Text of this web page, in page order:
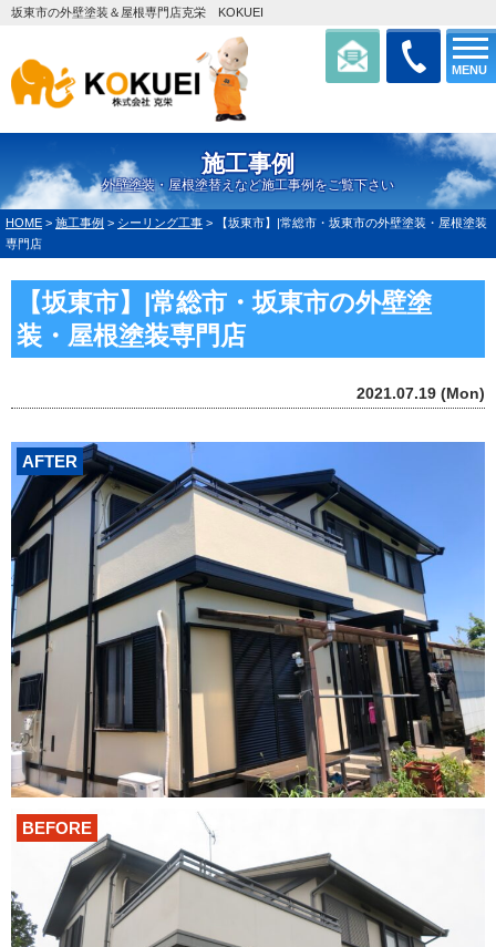
MENU
坂東市の外壁塗装＆屋根専門店克栄 KOKUEI
施工事例
外壁塗装・屋根塗替えなど施工事例をご覧下さい
HOME > 施工事例 > シーリング工事 >
【坂東市】|常総市・坂東市の外壁塗装・屋根塗装
専門店
【坂東市】|常総市・坂東市の外壁塗
装・屋根塗装専門店
2021.07.19 (Mon)
AFTER
BEFORE